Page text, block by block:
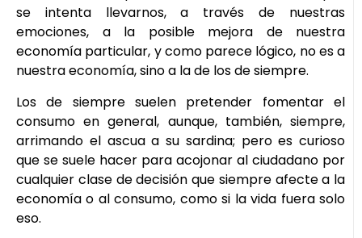
se intenta llevarnos, a través de nuestras
emociones, a la posible mejora de nuestra
economía particular, y como parece lógico, no es a
nuestra economía, sino a la de los de siempre.
Los de siempre suelen pretender fomentar el
consumo en general, aunque, también, siempre,
arrimando el ascua a su sardina; pero es curioso
que se suele hacer para acojonar al ciudadano por
cualquier clase de decisión que siempre afecte a la
economía o al consumo, como si la vida fuera solo
eso.